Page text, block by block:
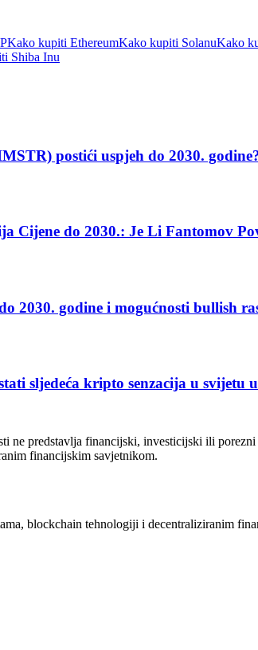
Kako kupiti EthereumKako kupiti SolanuKako
Shiba Inu
postići uspjeh do 2030.
Cijene do 2030.: Je Li Fantomov
2030. godine i mogućnosti bullish
sljedeća kripto senzacija u svijetu
ne predstavlja financijski, investicijski ili
financijskim savjetnikom.
blockchain tehnologiji i decentraliziranim